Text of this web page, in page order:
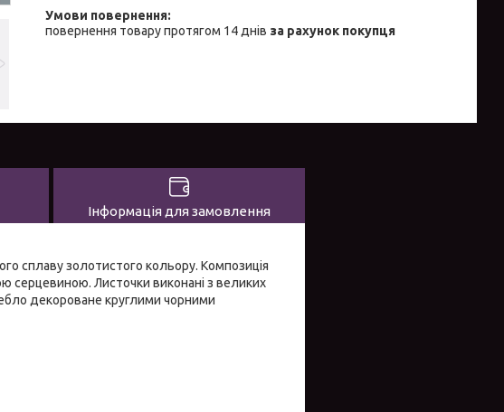
повернення товару протягом 14 днів за рахунок покупця
Інформація для замовлення
сплаву золотистого кольору. Композиція
серцевиною. Листочки виконані з великих
декороване круглими чорними